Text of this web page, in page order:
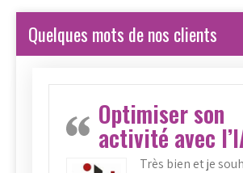
Quelques mots de nos clients
Optimiser son
activité avec
Très bien et je